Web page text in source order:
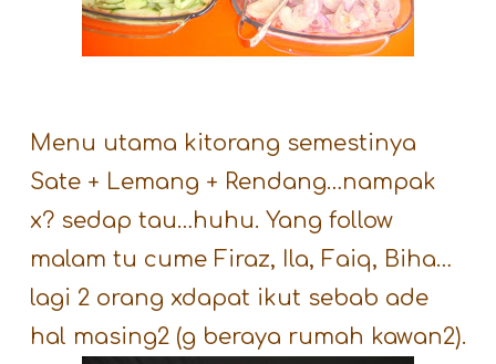
Menu utama kitorang semestinya
Sate + Lemang + Rendang…nampak
x? sedap tau…huhu. Yang follow
malam tu cume Firaz, Ila, Faiq, Biha…
lagi 2 orang xdapat ikut sebab ade
hal masing2 (g beraya rumah kawan2).